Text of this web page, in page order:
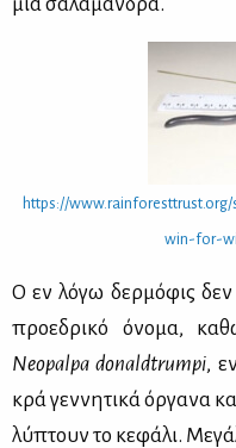
https://​
win-​for-​
Ο εν λό­γω δερ­μό­φις
προ­ε­δρι­κό όνο­μα,
Neopalpa donaldtrumpi,
κρά γεν­νη­τι­κά όρ­γα­να
λύ­πτουν το κε­φά­λι.